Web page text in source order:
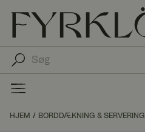
HJEM BORDDÆKNING & SERVERING